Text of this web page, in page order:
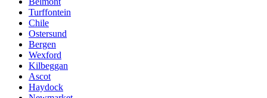
Turffontein
Chile
Ostersund
Bergen
Wexford
Kilbeggan
Ascot
Haydock